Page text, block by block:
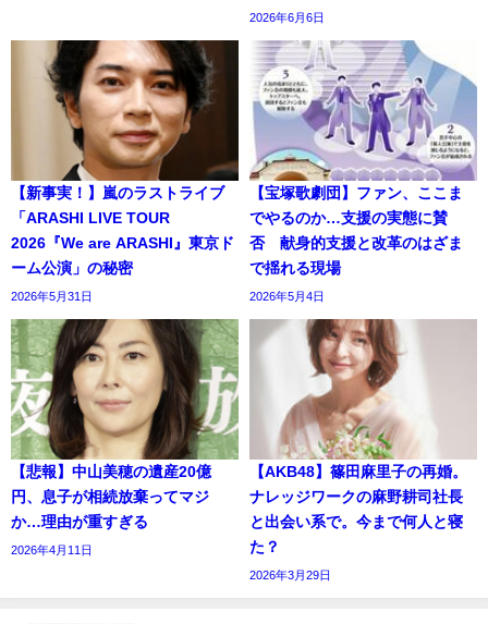
2026年6月6日
【新事実！】嵐のラストライブ
「ARASHI LIVE TOUR
2026『We are ARASHI』東京ド
ーム公演」の秘密
2026年5月31日
【宝塚歌劇団】ファン、ここま
でやるのか…支援の実態に賛
否 献身的支援と改革のはざま
で揺れる現場
2026年5月4日
【悲報】中山美穂の遺産20億
円、息子が相続放棄ってマジ
か…理由が重すぎる
2026年4月11日
【AKB48】篠田麻里子の再婚。
ナレッジワークの麻野耕司社長
と出会い系で。今まで何人と寝
た？
2026年3月29日